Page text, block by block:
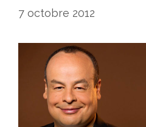
7 octobre 2012